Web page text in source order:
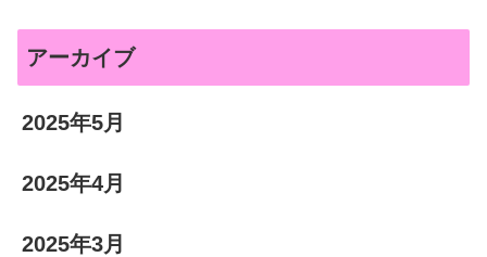
アーカイブ
2025年5月
2025年4月
2025年3月